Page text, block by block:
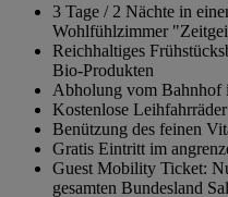
3 Tage / 2 Nächte in
Wohlfühlzimmer
Reichhaltiges
Bio-Produkten
Abholung vom Bahnhof
Kostenlose Leihfahrräder
Benützung des feinen
Gratis Eintritt im
Guest Mobility Ticket:
gesamten Bundesland